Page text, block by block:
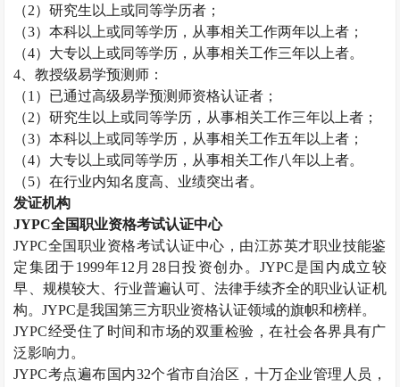
（2）研究生以上或同等学历者；
（3）本科以上或同等学历，从事相关工作两年以上者；
（4）大专以上或同等学历，从事相关工作三年以上者。
4 、教授级易学预测师：
（1 ）已通过高级易学预测师资格认证者；
（2）研究生以上或同等学历，从事相关工作三年以上者；
（3）本科以上或同等学历，从事相关工作五年以上者；
（4）大专以上或同等学历，从事相关工作八年以上者。
（5）在行业内知名度高、业绩突出者。
发证机构
JYPC全国职业资格考试认证中心
JYPC全国职业资格考试认证中心，由江苏英才职业技能鉴
定集团于1999年12 月 28日投资创办。 JYPC是国内成立较
早、规模较大、行业普遍认可、法律手续齐全的职业认证机
构。JYPC是我国第三方职业资格认证领域的旗帜和榜样。
JYPC经受住了时间和市场的双重检验，在社会各界具有广
泛影响力。
JYPC考点遍布国内32个省市自治区，十万企业管理人员，